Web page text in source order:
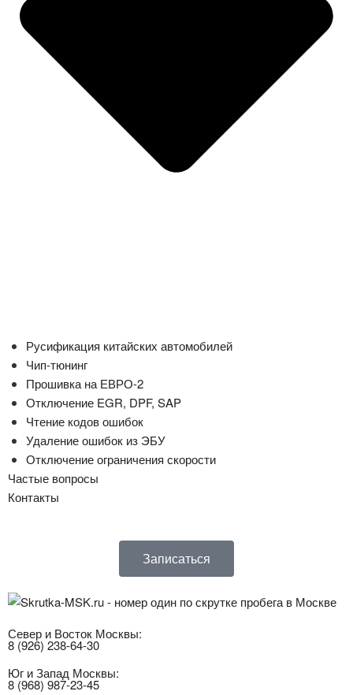
Русификация китайских автомобилей
Чип-тюнинг
Прошивка на ЕВРО-2
Отключение EGR, DPF, SAP
Чтение кодов ошибок
Удаление ошибок из ЭБУ
Отключение ограничения скорости
Частые вопросы
Контакты
Записаться
Север и Восток Москвы:
8 (926) 238-64-30
Юг и Запад Москвы:
8 (968) 987-23-45